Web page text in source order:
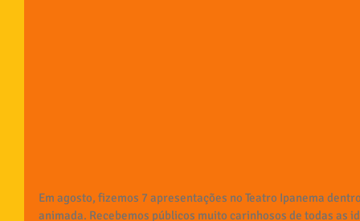
Em agosto, fizemos 7 apresentações no Teatro Ipanema
animada. Recebemos públicos muito carinhosos de todas as